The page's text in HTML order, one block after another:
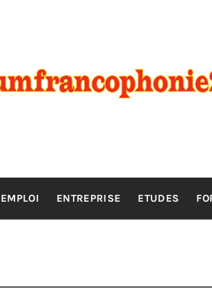
scolaire, formation & études
EMPLOI ENTREPRISE ETUDES